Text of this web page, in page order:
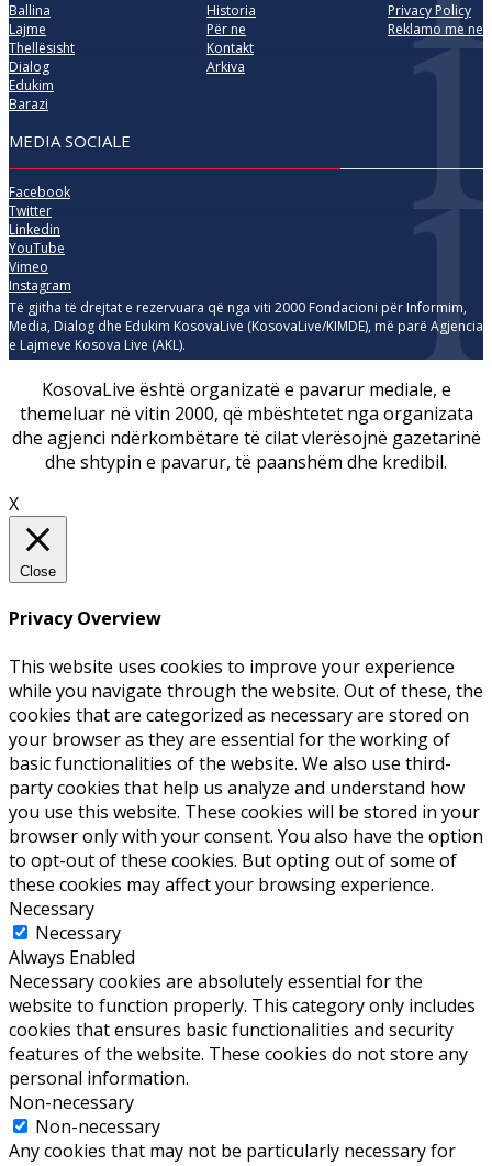
Ballina
Lajme
Thellësisht
Dialog
Edukim
Barazi
Historia
Për ne
Kontakt
Arkiva
Privacy Policy
Reklamo me ne
MEDIA SOCIALE
Facebook
Twitter
Linkedin
YouTube
Vimeo
Instagram
Të gjitha të drejtat e rezervuara që nga viti 2000 Fondacioni për Informim,
Media, Dialog dhe Edukim KosovaLive (KosovaLive/KIMDE), më parë Agjencia
e Lajmeve Kosova Live (AKL).
KosovaLive është organizatë e pavarur mediale, e
themeluar në vitin 2000, që mbështetet nga organizata
dhe agjenci ndërkombëtare të cilat vlerësojnë gazetarinë
dhe shtypin e pavarur, të paanshëm dhe kredibil.
X
Close
Privacy Overview
This website uses cookies to improve your experience
while you navigate through the website. Out of these, the
cookies that are categorized as necessary are stored on
your browser as they are essential for the working of
basic functionalities of the website. We also use third-
party cookies that help us analyze and understand how
you use this website. These cookies will be stored in your
browser only with your consent. You also have the option
to opt-out of these cookies. But opting out of some of
these cookies may affect your browsing experience.
Necessary
Necessary
Always Enabled
Necessary cookies are absolutely essential for the
website to function properly. This category only includes
cookies that ensures basic functionalities and security
features of the website. These cookies do not store any
personal information.
Non-necessary
Non-necessary
Any cookies that may not be particularly necessary for